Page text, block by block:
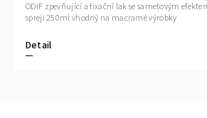
Detail
ODIF zpevňující a fixační lak se sametovým
spreji 250ml vhodný na macramé výrobky